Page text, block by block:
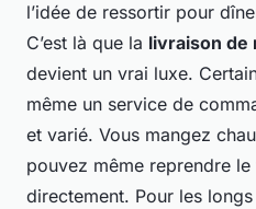
l’idée de ressortir pour
C’est là que la livraison de
devient un vrai luxe.
même un service de
et varié. Vous mangez
pouvez même reprendre
directement. Pour les